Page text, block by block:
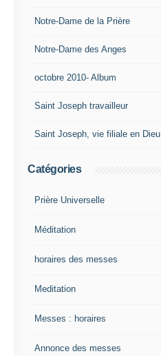
Notre-Dame de la Prière
Notre-Dame des Anges
octobre 2010- Album
Saint Joseph travailleur
Saint Joseph, vie filiale en Dieu
Catégories
Prière Universelle
Méditation
horaires des messes
Meditation
Messes : horaires
Annonce des messes